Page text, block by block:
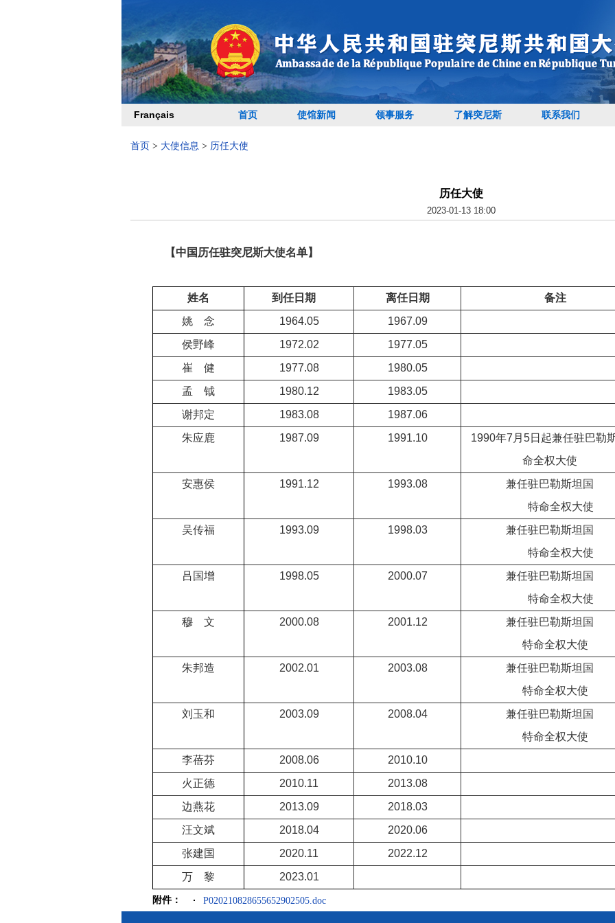
Français 首页 使馆新闻 领事服务 了解突尼斯 联系我们
首页 > 大使信息 > 历任大使
历任大使
2023-01-13 18:00
【中国历任驻突尼斯大使名单】
姓名 到任日期 离任日期
备注
姚 念
1964.05
1967.09
侯野峰
1972.02
1977.05
崔 健
1977.08
1980.05
孟 钺
1980.12
1983.05
谢邦定
1983.08
1987.06
朱应鹿
1987.09 1991.10
1990年7月5日起兼任驻巴勒
命全权大使
安惠侯
1991.12 1993.08
兼任驻巴勒斯坦国
特命全权大使
吴传福
1993.09 1998.03
兼任驻巴勒斯坦国
特命全权大使
吕国增
1998.05 2000.07
兼任驻巴勒斯坦国
特命全权大使
穆 文
2000.08 2001.12
兼任驻巴勒斯坦国
特命全权大使
朱邦造
2002.01 2003.08
兼任驻巴勒斯坦国
特命全权大使
刘玉和
2003.09 2008.04
兼任驻巴勒斯坦国
特命全权大使
李蓓芬
2008.06
2010.10
火正德
2010.11
2013.08
边燕花
2013.09
2018.03
汪文斌
2018.04
2020.06
张建国
2020.11
2022.12
万 黎
2023.01
附件： P020210828655652902505.doc